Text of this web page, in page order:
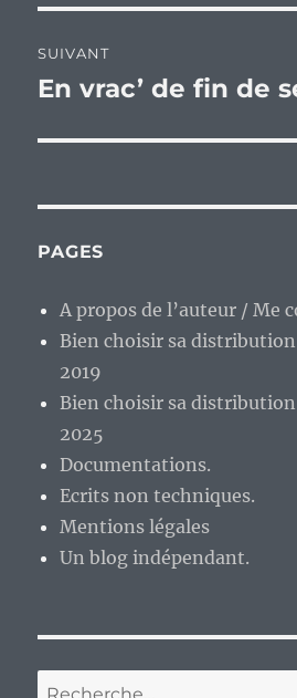
SUIVANT
Publication
En vrac’ de fin de
PAGES
A propos de l’auteur / Me
Bien choisir sa
2019
Bien choisir sa
2025
Documentations.
Ecrits non techniques.
Mentions légales
Un blog indépendant.
Recherche